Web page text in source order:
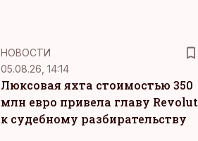
НОВОСТИ
05.08.26, 14:14
Люксовая яхта стоимостью 350
млн евро привела главу Revolut
к судебному разбирательству